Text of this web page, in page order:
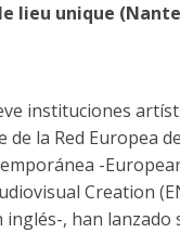
lieu unique
instituciones
la Red Europea
-
Creation
inglés-, han lanzado